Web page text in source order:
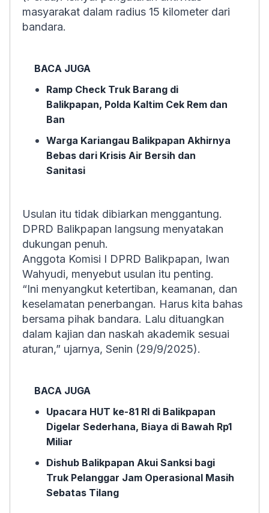
masyarakat dalam radius 15 kilometer dari
bandara.
BACA JUGA
Ramp Check Truk Barang di
Balikpapan, Polda Kaltim Cek Rem dan
Ban
Warga Kariangau Balikpapan Akhirnya
Bebas dari Krisis Air Bersih dan
Sanitasi
Usulan itu tidak dibiarkan menggantung.
DPRD Balikpapan langsung menyatakan
dukungan penuh.
Anggota Komisi I DPRD Balikpapan, Iwan
Wahyudi, menyebut usulan itu penting.
“Ini menyangkut ketertiban, keamanan, dan
keselamatan penerbangan. Harus kita bahas
bersama pihak bandara. Lalu dituangkan
dalam kajian dan naskah akademik sesuai
aturan,” ujarnya, Senin (29/9/2025).
BACA JUGA
Upacara HUT ke-81 RI di Balikpapan
Digelar Sederhana, Biaya di Bawah Rp1
Miliar
Dishub Balikpapan Akui Sanksi bagi
Truk Pelanggar Jam Operasional Masih
Sebatas Tilang